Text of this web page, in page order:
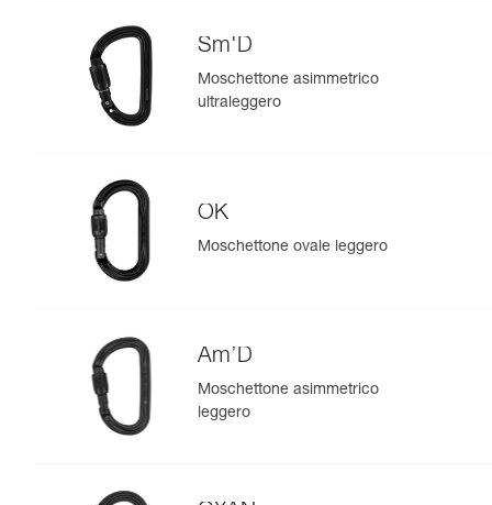
Sm'D
Moschettone asimmetrico
ultraleggero
OK
Moschettone ovale leggero
Am’D
Moschettone asimmetrico
leggero